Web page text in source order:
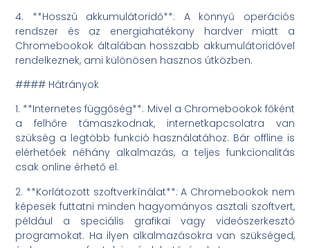
4. **Hosszú akkumulátoridő**: A könnyű operációs
rendszer és az energiahatékony hardver miatt a
Chromebookok általában hosszabb akkumulátoridővel
rendelkeznek, ami különösen hasznos útközben.
#### Hátrányok
1. **Internetes függőség**: Mivel a Chromebookok főként
a felhőre támaszkodnak, internetkapcsolatra van
szükség a legtöbb funkció használatához. Bár offline is
elérhetőek néhány alkalmazás, a teljes funkcionalitás
csak online érhető el.
2. **Korlátozott szoftverkínálat**: A Chromebookok nem
képesek futtatni minden hagyományos asztali szoftvert,
például a speciális grafikai vagy videószerkesztő
programokat. Ha ilyen alkalmazásokra van szükséged,